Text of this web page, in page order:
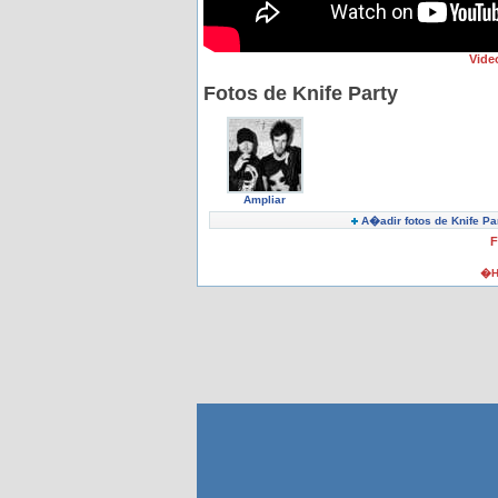
Fotos de Knife Party
Ampliar
A�adir fotos de Knife